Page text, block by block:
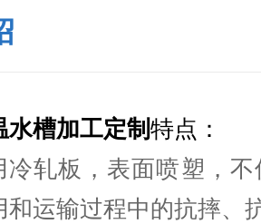
槽加工定制 特点：
冷轧板，表面喷塑，
和运输过程中的抗摔、